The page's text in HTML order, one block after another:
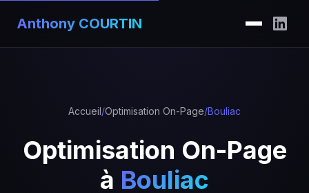
Anthony COURTIN
Accueil/Optimisation On-Page/Bouliac
Optimisation On-Page
à Bouliac